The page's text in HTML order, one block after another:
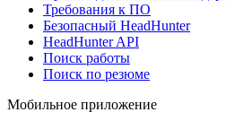
Требования к ПО
Безопасный HeadHunter
HeadHunter API
Поиск работы
Поиск по резюме
Мобильное приложение